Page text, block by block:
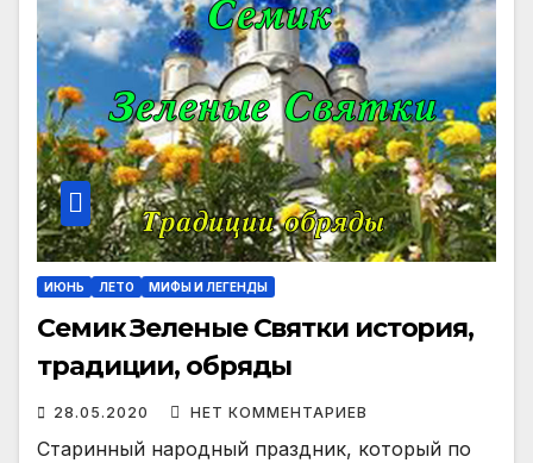
ИЮНЬ ЛЕТО МИФЫ И ЛЕГЕНДЫ
Семик Зеленые Святки история,
традиции, обряды
28.05.2020 НЕТ КОММЕНТАРИЕВ
Старинный народный праздник, который по